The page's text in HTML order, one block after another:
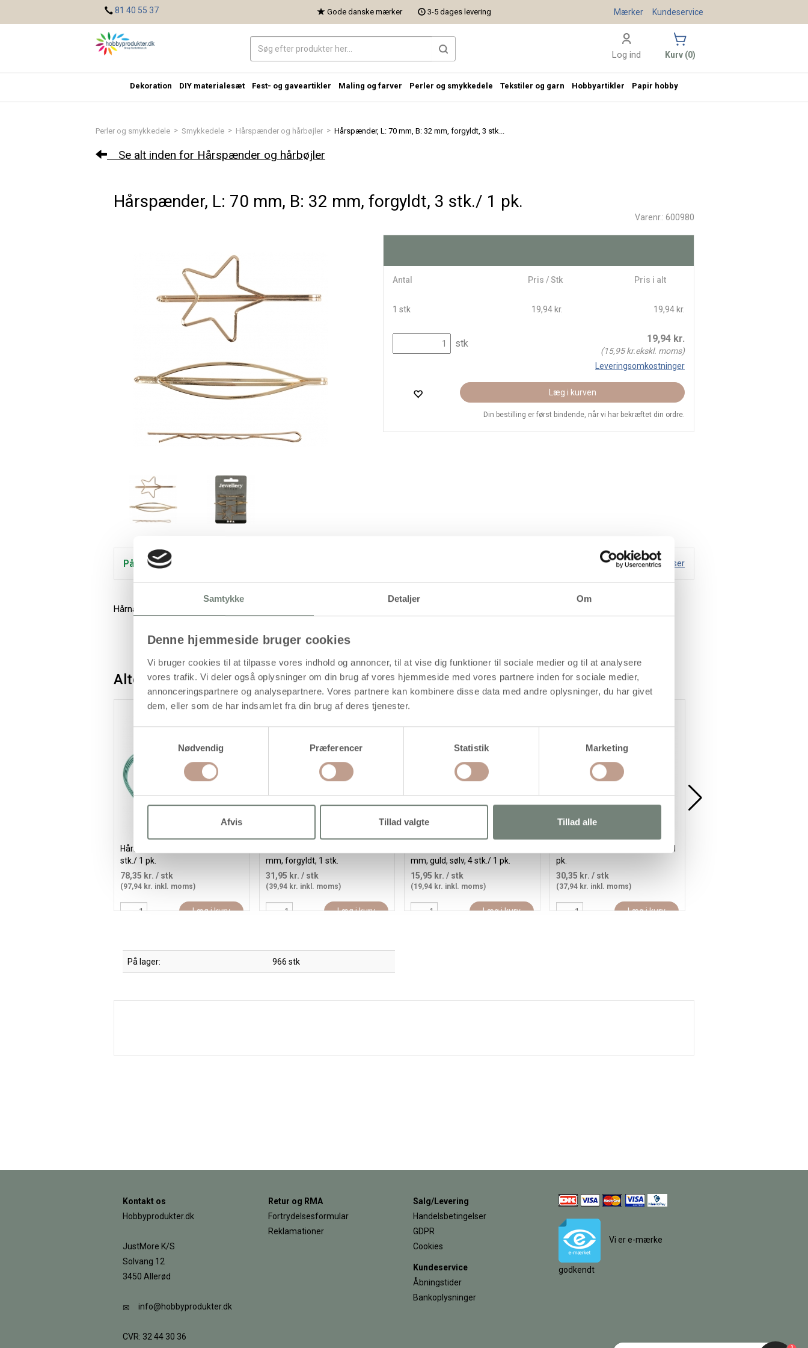
Samtykke Detaljer Om
Denne hjemmeside bruger cookies
Vi bruger cookies til at tilpasse vores indhold og annoncer, til at vise dig funktioner til sociale medier og til at analysere
vores trafik. Vi deler også oplysninger om din brug af vores hjemmeside med vores partnere inden for sociale medier,
annonceringspartnere og analysepartnere. Vores partnere kan kombinere disse data med andre oplysninger, du har givet
dem, eller som de har indsamlet fra din brug af deres tjenester.
Nødvendig
Præferencer Statistik Marketing
Afvis Tillad valgte Tillad alle
Perler og smykkedele > Smykkedele > Hårspænder og hårbøjler > Hårspænder, L: 70 mm, B: 32 mm, forgyldt, 3 stk...
Se alt inden for Hårspænder og hårbøjler
Hårspænder, L: 70 mm, B: 32 mm, forgyldt, 3 stk./ 1 pk.
Varenr.: 600980
Antal Pris / Stk Pris i alt
1 stk 19,94 kr. 19,94 kr.
stk 19,94kr.
(15,95kr.ekskl. moms)
Leveringsomkostninger
Læg i kurven
Din bestilling er først bindende, når vi har bekræftet din ordre.
På lager Handelsbetingelser
Hårnåle i metal til bevikling med metaltråd og perler og/eller pålimning af perler, rhinsten og lign
Alternativer
Hårbøjle, B: 8 mm, ass. farver, 20
stk./ 1 pk.
78,35 kr. / stk
(97,94 kr. inkl. moms)
Læg i kurv
mm, forgyldt, 1 stk.
31,95 kr. / stk
(39,94 kr. inkl. moms)
Læg i kurv
mm, guld, sølv, 4 stk./ 1 pk.
15,95 kr. / stk
(19,94 kr. inkl. moms)
Læg i kurv
Køb mere og spar
Hårbøjle , B: 8 mm, hvid, 5 stk./ 1
pk.
30,35 kr. / stk
(37,94 kr. inkl. moms)
Læg i kurv
På lager: 966 stk
81 40 55 37 Gode danske mærker 3-5 dages levering Kundeservice
Mærker
Log ind Kurv (0)
Dekoration DIY materialesæt Fest- og gaveartikler Maling og farver Perler og smykkedele Tekstiler og garn Hobbyartikler Papir hobby
Kontakt os
Hobbyprodukter.dk
JustMore K/S
Solvang 12
3450 Allerød
info@hobbyprodukter.dk
CVR: 32 44 30 36
Retur og RMA
Fortrydelsesformular
Reklamationer
Salg/Levering
Handelsbetingelser
GDPR
Cookies
Kundeservice
Åbningstider
Bankoplysninger
Vi er e-mærke
godkendt